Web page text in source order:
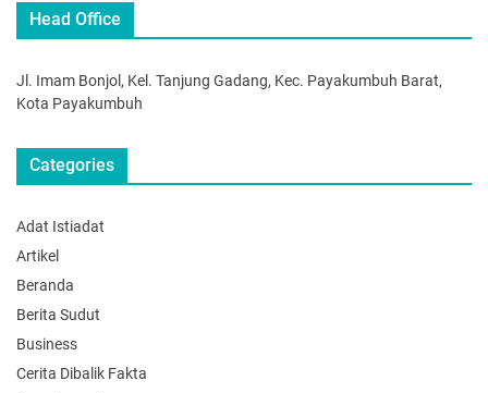
Head Office
Jl. Imam Bonjol, Kel. Tanjung Gadang, Kec. Payakumbuh Barat,
Kota Payakumbuh
Categories
Adat Istiadat
Artikel
Beranda
Berita Sudut
Business
Cerita Dibalik Fakta